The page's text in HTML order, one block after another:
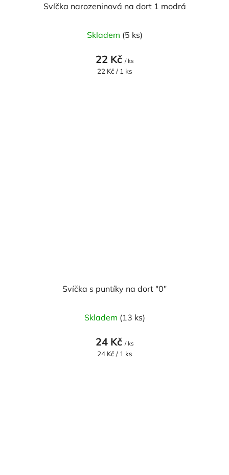
Svíčka narozeninová na dort 1 modrá
Skladem (5 ks)
22 Kč / ks
Měrná
22 Kč / 1 ks
Svíčka s puntíky na dort "0"
Skladem (13 ks)
24 Kč / ks
Měrná
24 Kč / 1 ks